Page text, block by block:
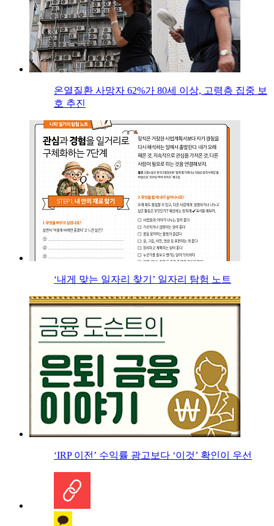
온열질환 사망자 62%가 80세 이상, 고령층 집중 보
호 추진
‘내게 맞는 일자리 찾기’ 일자리 탐험 노트
‘IRP 이전’ 수익률 광고보다 ‘이것’ 확인이 우선